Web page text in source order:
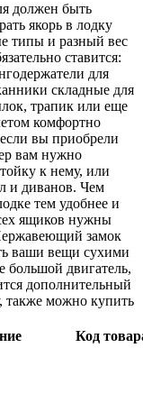
должен быть
якорь в лодку
типы и разный вес
ставится:
для
складные для
трапик или еще
комфортно
вы приобрели
вам нужно
к нему, или
и диванов. Чем
тем удобнее и
ящиков нужны
замок
ваши вещи сухими
двигатель,
дополнительный
также можно купить
Код